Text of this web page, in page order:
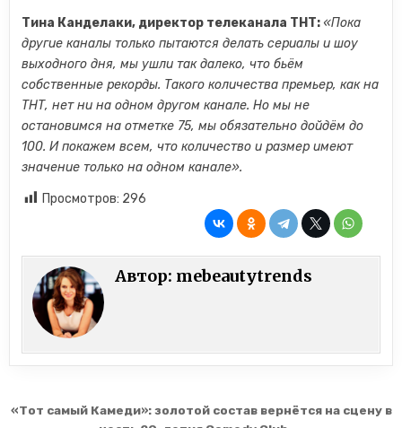
Тина Канделаки, директор телеканала ТНТ: «Пока
другие каналы только пытаются делать сериалы и шоу
выходного дня, мы ушли так далеко, что бьём
собственные рекорды. Такого количества премьер, как на
ТНТ, нет ни на одном другом канале. Но мы не
остановимся на отметке 75, мы обязательно дойдём до
100. И покажем всем, что количество и размер имеют
значение только на одном канале».
Просмотров: 296
Автор: mebeautytrends
Навигация по записям
«Тот самый Камеди»: золотой состав вернётся на сцену в